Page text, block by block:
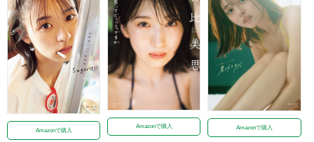
Amazonで購入
Amazonで購入 Amazonで購入